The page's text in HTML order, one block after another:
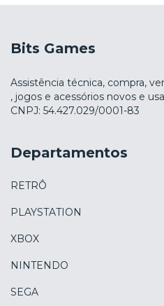
Bits Games
Assistência técnica, compra,
, jogos e acessórios novos e
CNPJ: 54.427.029/0001-83
Departamentos
RETRÔ
PLAYSTATION
XBOX
NINTENDO
SEGA